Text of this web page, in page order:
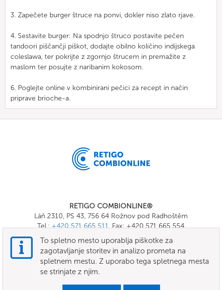
3. Zapečete burger štruce na ponvi, dokler niso zlato rjave.
4. Sestavite burger: Na spodnjo štruco postavite pečen
tandoori piščančji piškot, dodajte obilno količino indijskega
coleslawa, ter pokrijte z zgornjo štrucem in premažite z
maslom ter posujte z naribanim kokosom.
6. Poglejte online v kombinirani pečici za recept in način
priprave brioche-a.
RETIGO COMBIONLINE®
Láň 2310, PS 43, 756 64 Rožnov pod Radhoštěm
Tel.:+420 571 665 511, Fax: +420 571 665 554
info@combionline.com
OnlineMenu
POGOJI
To spletno mesto uporablja piškotke za
zagotavljanje storitev in analizo prometa na
spletnem mestu. Z uporabo tega spletnega mesta
se strinjate z njim.